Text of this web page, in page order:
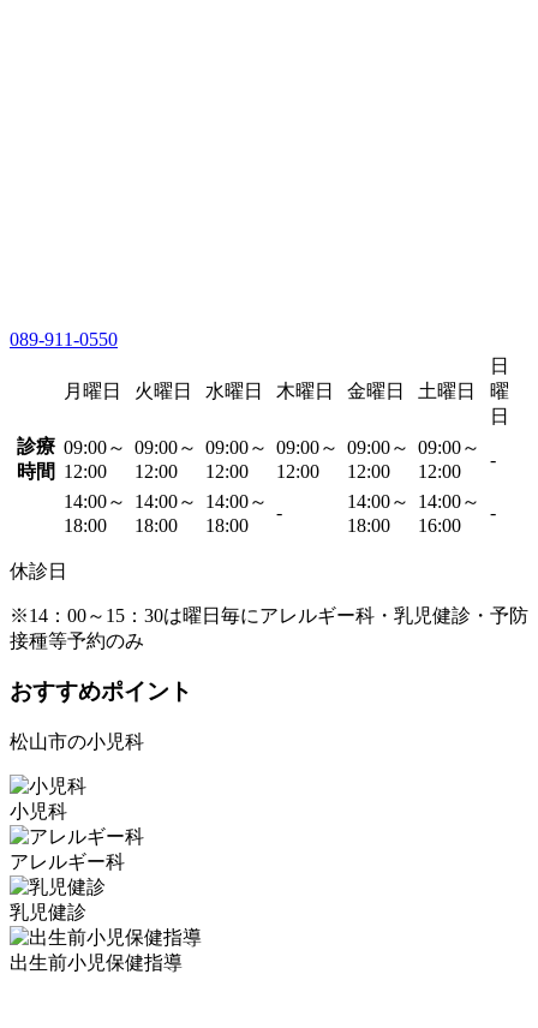
089-911-0550
月曜日 火曜日 水曜日 木曜日 金曜日 土曜日
日
曜
日
診療
時間
09:00～
12:00
09:00～
12:00
09:00～
12:00
09:00～
12:00
09:00～
12:00
09:00～
12:00
-
14:00～
18:00
14:00～
18:00
14:00～
18:00
-
14:00～
18:00
14:00～
16:00
-
休診日
※14：00～15：30は曜日毎にアレルギー科・乳児健診・予防
接種等予約のみ
おすすめポイント
松山市の小児科
小児科
アレルギー科
乳児健診
出生前小児保健指導